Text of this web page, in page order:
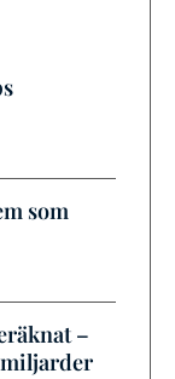
som
–
miljarder